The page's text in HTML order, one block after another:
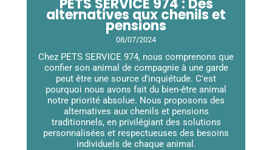
PETS SERVICE 974 : Des
alternatives aux chenils et
pensions
08/07/2024
Chez PETS SERVICE 974, nous comprenons que
confier son animal de compagnie à une garde
peut être une source d'inquiétude. C'est
pourquoi nous avons fait du bien-être animal
notre priorité absolue. Nous proposons des
alternatives aux chenils et pensions
traditionnels, en privilégiant des solutions
personnalisées et respectueuses des besoins
individuels de chaque animal.